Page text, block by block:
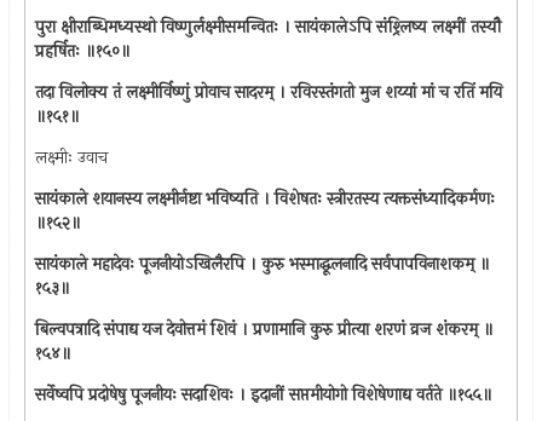
पुरा क्षीराब्धिमध्यस्थो विष्णुर्लक्ष्मीसमन्वितः । सायंकालेऽपि संश्र्लिष्य लक्ष्मीं तस्यौ
प्रहर्षितः ॥१५०॥
तदा विलोक्य तं लक्ष्मीर्विष्णुं प्रोवाच सादरम् । रविरस्तंगतो मुज शय्यां मां च रतिं मयि
॥१५१॥
लक्ष्मीः उवाच
सायंकाले शयानस्य लक्ष्मीर्नष्टा भविष्यति । विशेषतः स्त्रीरतस्य त्यक्तसंध्यादिकर्मणः
॥१५२॥
सायंकाले महादेवः पूजनीयोऽखिलैरपि । कुरु भस्माद्धूलनादि सर्वपापविनाशकम् ॥
१५३॥
बिल्वपत्रादि संपाद्य यज देवोत्तमं शिवं । प्रणामानि कुरु प्रीत्या शरणं व्रज शंकरम् ॥
१५४॥
सर्वेष्वपि प्रदोषेषु पूजनीयः सदाशिवः । इदानीं सप्तमीयोगो विशेषेणाद्य वर्तते ॥१५५॥